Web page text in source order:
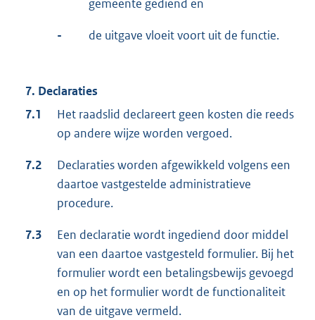
gemeente gediend en
- de uitgave vloeit voort uit de functie.
7. Declaraties
7.1
Het raadslid declareert geen kosten die reeds
op andere wijze worden vergoed.
7.2
Declaraties worden afgewikkeld volgens een
daartoe vastgestelde administratieve
procedure.
7.3
Een declaratie wordt ingediend door middel
van een daartoe vastgesteld formulier. Bij het
formulier wordt een betalingsbewijs gevoegd
en op het formulier wordt de functionaliteit
van de uitgave vermeld.